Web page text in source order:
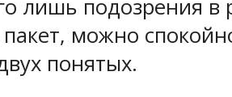
лишь подозрения в
можно
понятых.